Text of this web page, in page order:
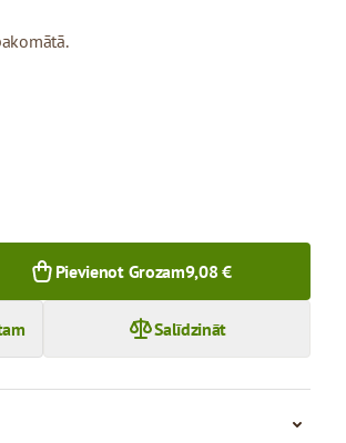
Pievienot Grozam9,08 €
Salīdzināt